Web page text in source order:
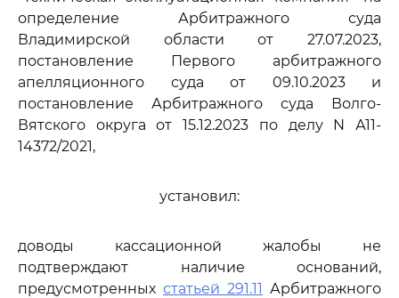
определение Арбитражного суда
Владимирской области от 27.07.2023,
постановление Первого арбитражного
апелляционного суда от 09.10.2023 и
постановление Арбитражного суда Волго-
Вятского округа от 15.12.2023 по делу N А11-
14372/2021,
установил:
доводы кассационной жалобы не
подтверждают наличие оснований,
предусмотренных статьей 291.11 Арбитражного